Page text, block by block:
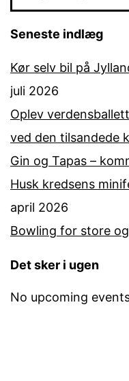
Seneste indlæg
Kør selv bil på
juli 2026
Oplev
ved den tilsandede
Gin og Tapas –
Husk kredsens
april 2026
Bowling for store
Det sker i ugen
No upcoming